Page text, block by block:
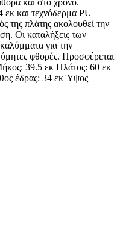
και στο χρόνο.
εκ και τεχνόδερμα PU
της πλάτης ακολουθεί την
Οι καταλήξεις των
για την
φθορές. Προσφέρεται
39.5 εκ Πλάτος: 60 εκ
έδρας: 34 εκ Ύψος